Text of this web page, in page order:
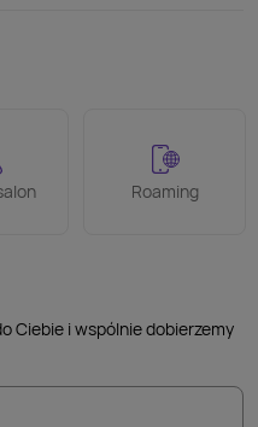
Roaming
Ciebie i wspólnie dobierzemy